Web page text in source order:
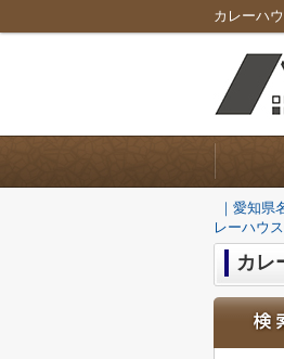
｜愛知県
レーハウ
カレ